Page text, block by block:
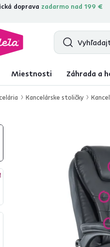
doprava zadarmo nad 199 €
4,7 31 285overených
Miestnosti Záhrada a
Kancelárske stoličky